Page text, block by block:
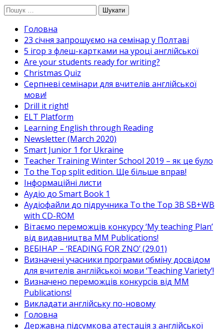
Перейти
вмісту
Пошук:
Головна
23 січня запрошуємо на семінар у Полтаві
5 ігор з флеш-картками на уроці англійської
Are your students ready for writing?
Christmas Quiz
Cерпневі семінари для вчителів англійської
мови!
Drill it right!
ELT Platform
Learning English through Reading
Newsletter (March 2020)
Smart Junior 1 for Ukraine
Teacher Training Winter School 2019 – як це було
To the Top split edition. Ще більше вправ!
Інформаційні листи
Аудіо до Smart Book 1
Аудіофайли до підручника To the Top 3B SB+WB
with CD-ROM
Вітаємо переможців конкурсу ‘My teaching Plan’
від видавництва MM Publications!
ВЕБІНАР – ‘READING FOR ZNO’ (29.01)
Визначені учасники програми обміну досвідом
для вчителів англійської мови ‘Teaching Variety’!
Визначено переможців конкурсів від MM
Publications!
Викладати англійську по-новому
Головна
Державна підсумкова атестація з англійської